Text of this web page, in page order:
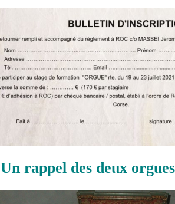
Un rappel des deux